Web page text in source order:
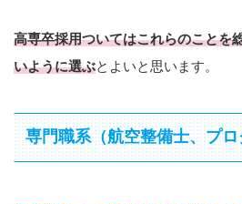
高専卒採用ついてはこれらのことを
いように選ぶとよいと思います。
専門職系（航空整備士、プ